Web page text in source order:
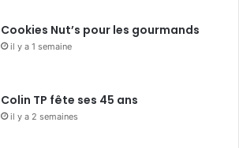
Cookies Nut’s pour les gourmands
il y a 1 semaine
Colin TP fête ses 45 ans
il y a 2 semaines